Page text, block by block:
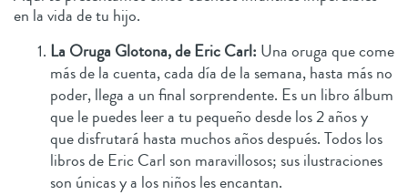
en la vida de tu hijo.
La Oruga Glotona, de Eric Carl: Una oruga que come
más de la cuenta, cada día de la semana, hasta más no
poder, llega a un final sorprendente. Es un libro álbum
que le puedes leer a tu pequeño desde los 2 años y
que disfrutará hasta muchos años después. Todos los
libros de Eric Carl son maravillosos; sus ilustraciones
son únicas y a los niños les encantan.